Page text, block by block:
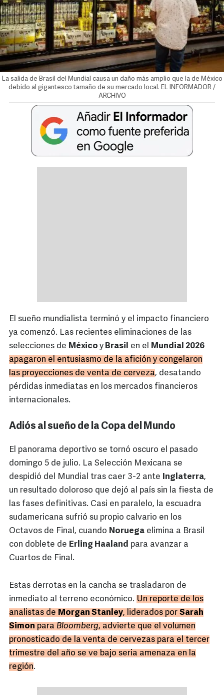
La salida de Brasil del Mundial causa un daño más amplio que la de México
debido al gigantesco tamaño de su mercado local. EL INFORMADOR /
ARCHIVO
El sueño mundialista terminó y el impacto financiero
ya comenzó. Las recientes eliminaciones de las
selecciones de México y Brasil en el Mundial 2026
apagaron el entusiasmo de la afición y congelaron
las proyecciones de venta de cerveza, desatando
pérdidas inmediatas en los mercados financieros
internacionales.
Adiós al sueño de la Copa del Mundo
El panorama deportivo se tornó oscuro el pasado
domingo 5 de julio. La Selección Mexicana se
despidió del Mundial tras caer 3-2 ante Inglaterra,
un resultado doloroso que dejó al país sin la fiesta de
las fases definitivas. Casi en paralelo, la escuadra
sudamericana sufrió su propio calvario en los
Octavos de Final, cuando Noruega elimina a Brasil
con doblete de Erling Haaland para avanzar a
Cuartos de Final.
Estas derrotas en la cancha se trasladaron de
inmediato al terreno económico. Un reporte de los
analistas de Morgan Stanley, liderados por Sarah
Simon para Bloomberg, advierte que el volumen
pronosticado de la venta de cervezas para el tercer
trimestre del año se ve bajo seria amenaza en la
región.